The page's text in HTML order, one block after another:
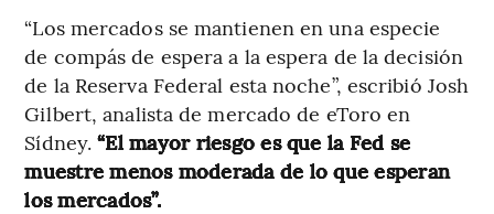
“Los mercados se mantienen en una especie
de compás de espera a la espera de la decisión
de la Reserva Federal esta noche”, escribió Josh
Gilbert, analista de mercado de eToro en
Sídney.“El mayor riesgo es que la Fed se
muestre menos moderada de lo que esperan
los mercados”.